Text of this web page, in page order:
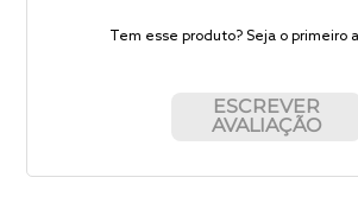
Tem esse produto? Seja o primeiro
ESCREVER
AVALIAÇÃO